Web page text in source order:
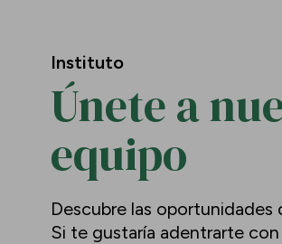
Instituto
Únete a
equipo
Descubre las
Si te gustaría adentrarte